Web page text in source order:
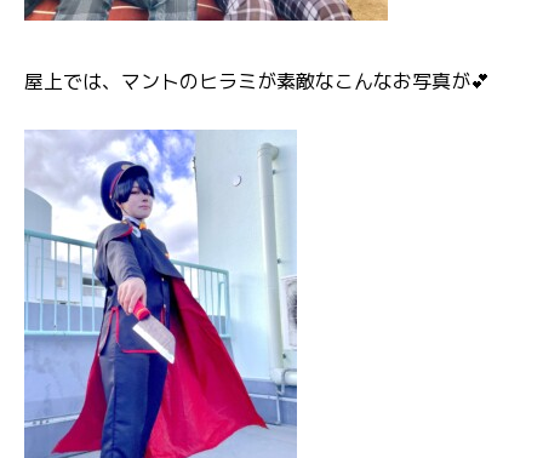
屋上では、マントのヒラミが素敵なこんなお写真が💕